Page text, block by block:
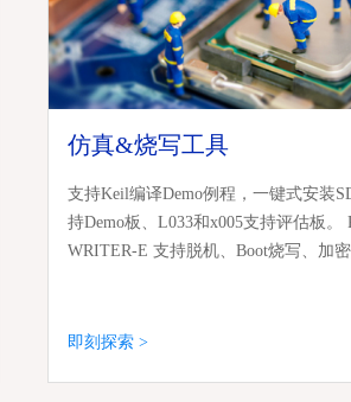
仿真&烧写工具
支持Keil编译Demo例程，一键式安装
持Demo板、L033和x005支持评估板。
WRITER-E 支持脱机、Boot烧写、加密
即刻探索 >